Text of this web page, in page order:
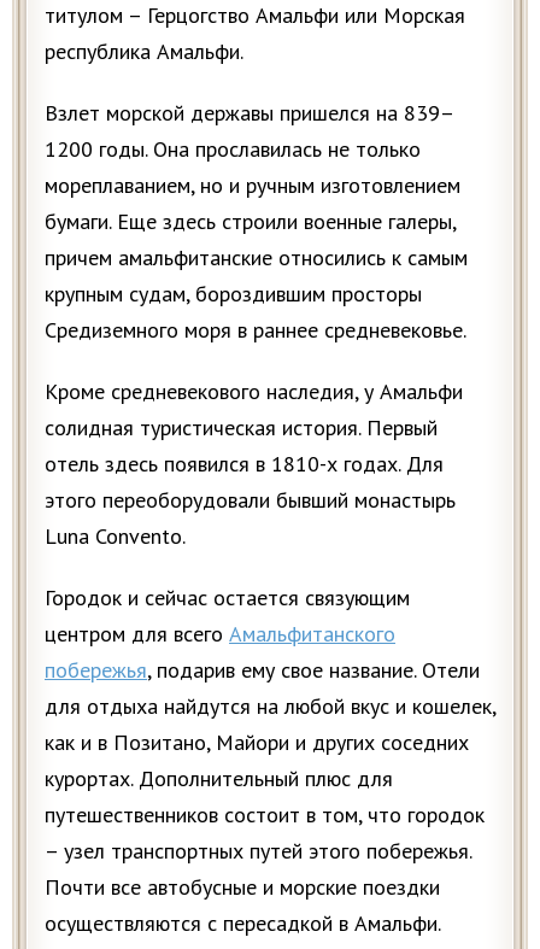
титулом – Герцогство Амальфи или Морская
республика Амальфи.
Взлет морской державы пришелся на 839–
1200 годы. Она прославилась не только
мореплаванием, но и ручным изготовлением
бумаги. Еще здесь строили военные галеры,
причем амальфитанские относились к самым
крупным судам, бороздившим просторы
Средиземного моря в раннее средневековье.
Кроме средневекового наследия, у Амальфи
солидная туристическая история. Первый
отель здесь появился в 1810-х годах. Для
этого переоборудовали бывший монастырь
Luna Convento.
Городок и сейчас остается связующим
центром для всего Амальфитанского
побережья, подарив ему свое название. Отели
для отдыха найдутся на любой вкус и кошелек,
как и в Позитано, Майори и других соседних
курортах. Дополнительный плюс для
путешественников состоит в том, что городок
– узел транспортных путей этого побережья.
Почти все автобусные и морские поездки
осуществляются с пересадкой в Амальфи.